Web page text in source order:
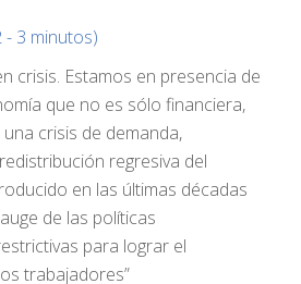
- 3 minutos)
crisis. Estamos en presencia de
que no es sólo financiera,
crisis de demanda,
regresiva del
en las últimas décadas
de las políticas
para lograr el
trabajadores”